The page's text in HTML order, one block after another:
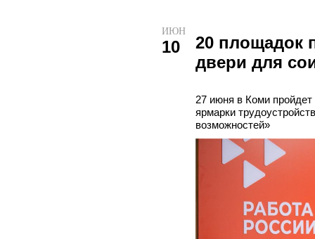
ИЮН
10
20 площадок
двери для
27 июня в Коми
ярмарки
возможностей»